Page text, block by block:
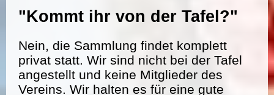
"Kommt ihr von der Tafel?"
Nein, die Sammlung findet komplett
privat statt. Wir sind nicht bei der Tafel
angestellt und keine Mitglieder des
Vereins. Wir halten es für eine gute